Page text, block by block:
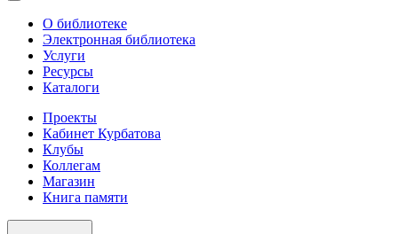
О библиотеке
Электронная библиотека
Услуги
Ресурсы
Каталоги
Проекты
Кабинет Курбатова
Клубы
Коллегам
Магазин
Книга памяти